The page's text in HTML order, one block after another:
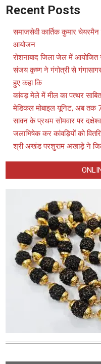
Recent Posts
समाजसेवी कार्तिक कुमार
आयोजन
रोशनाबाद जिला जेल में आयोजित
संजय कृष्ण ने गंगोत्री से गंगासागर
हुए कहा कि
कांवड़ मेले में मील का पत्थर साबित
मेडिकल मोबाइल यूनिट, अब तक
सावन के प्रथम सोमवार पर
जलाभिषेक कर कांवड़ियों को
श्री अखंड परशुराम अखाड़े ने